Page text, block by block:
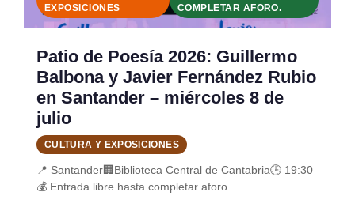
EXPOSICIONES
COMPLETAR AFORO.
Patio de Poesía 2026: Guillermo
Balbona y Javier Fernández Rubio
en Santander – miércoles 8 de
julio
CULTURA Y EXPOSICIONES
📍 Santander🏢Biblioteca Central de Cantabria🕒 19:30
💰 Entrada libre hasta completar aforo.